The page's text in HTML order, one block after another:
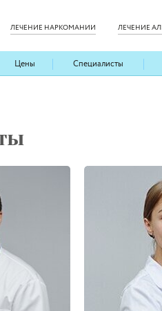
ЛЕЧЕНИЕ НАРКОМАНИИ ЛЕЧЕНИЕ
Цены Специалисты